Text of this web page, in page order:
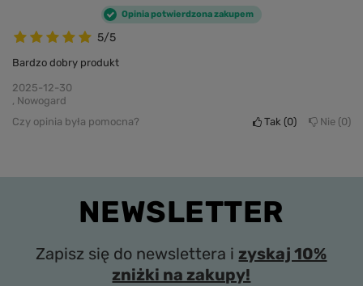
5/5
Opinia potwierdzona zakupem
Bardzo dobry produkt
2025-12-30
, Nowogard
Czy opinia była pomocna?
Tak 0 Nie 0
NEWSLETTER
Zapisz się do newslettera i zyskaj 10%
zniżki na zakupy!